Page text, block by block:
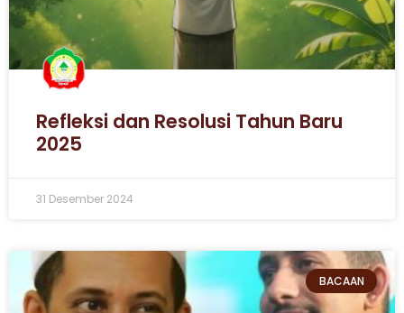
Refleksi dan Resolusi Tahun Baru
2025
31 Desember 2024
BACAAN